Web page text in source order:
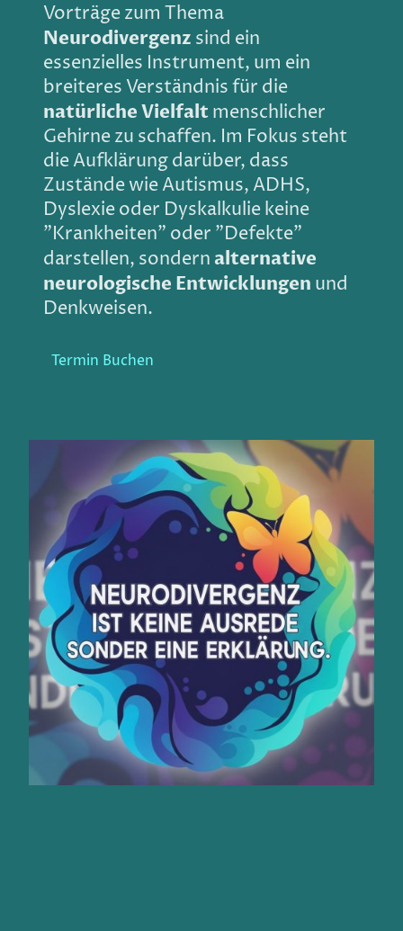
Vorträge zum Thema
Neurodivergenz sind ein
essenzielles Instrument, um ein
breiteres Verständnis für die
natürliche Vielfalt menschlicher
Gehirne zu schaffen. Im Fokus steht
die Aufklärung darüber, dass
Zustände wie Autismus, ADHS,
Dyslexie oder Dyskalkulie keine
"Krankheiten" oder "Defekte"
darstellen, sondern alternative
neurologische Entwicklungen und
Denkweisen.
Termin Buchen